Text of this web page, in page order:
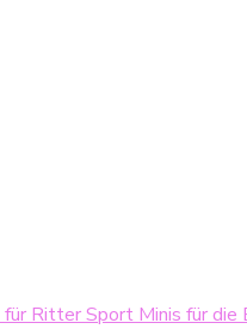
Ritter Sport Minis für die